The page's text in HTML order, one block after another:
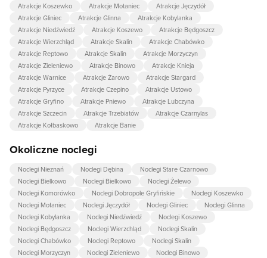
Atrakcje Koszewko
Atrakcje Motaniec
Atrakcje Jęczydół
Atrakcje Gliniec
Atrakcje Glinna
Atrakcje Kobylanka
Atrakcje Niedźwiedź
Atrakcje Koszewo
Atrakcje Będgoszcz
Atrakcje Wierzchląd
Atrakcje Skalin
Atrakcje Chabówko
Atrakcje Reptowo
Atrakcje Skalin
Atrakcje Morzyczyn
Atrakcje Zieleniewo
Atrakcje Binowo
Atrakcje Knieja
Atrakcje Warnice
Atrakcje Żarowo
Atrakcje Stargard
Atrakcje Pyrzyce
Atrakcje Czepino
Atrakcje Ustowo
Atrakcje Gryfino
Atrakcje Pniewo
Atrakcje Lubczyna
Atrakcje Szczecin
Atrakcje Trzebiatów
Atrakcje Czarnylas
Atrakcje Kołbaskowo
Atrakcje Banie
Okoliczne noclegi
Noclegi Nieznań Noclegi Dębina
Noclegi Stare Czarnowo
Noclegi Bielkowo
Noclegi Bielkowo
Noclegi Żelewo
Noclegi Komorówko
Noclegi Dobropole Gryfińskie
Noclegi Koszewko
Noclegi Motaniec
Noclegi Jęczydół Noclegi Gliniec
Noclegi Glinna
Noclegi Kobylanka
Noclegi Niedźwiedź
Noclegi Koszewo
Noclegi Będgoszcz
Noclegi Wierzchląd
Noclegi Skalin
Noclegi Chabówko
Noclegi Reptowo
Noclegi Skalin
Noclegi Morzyczyn
Noclegi Zieleniewo
Noclegi Binowo